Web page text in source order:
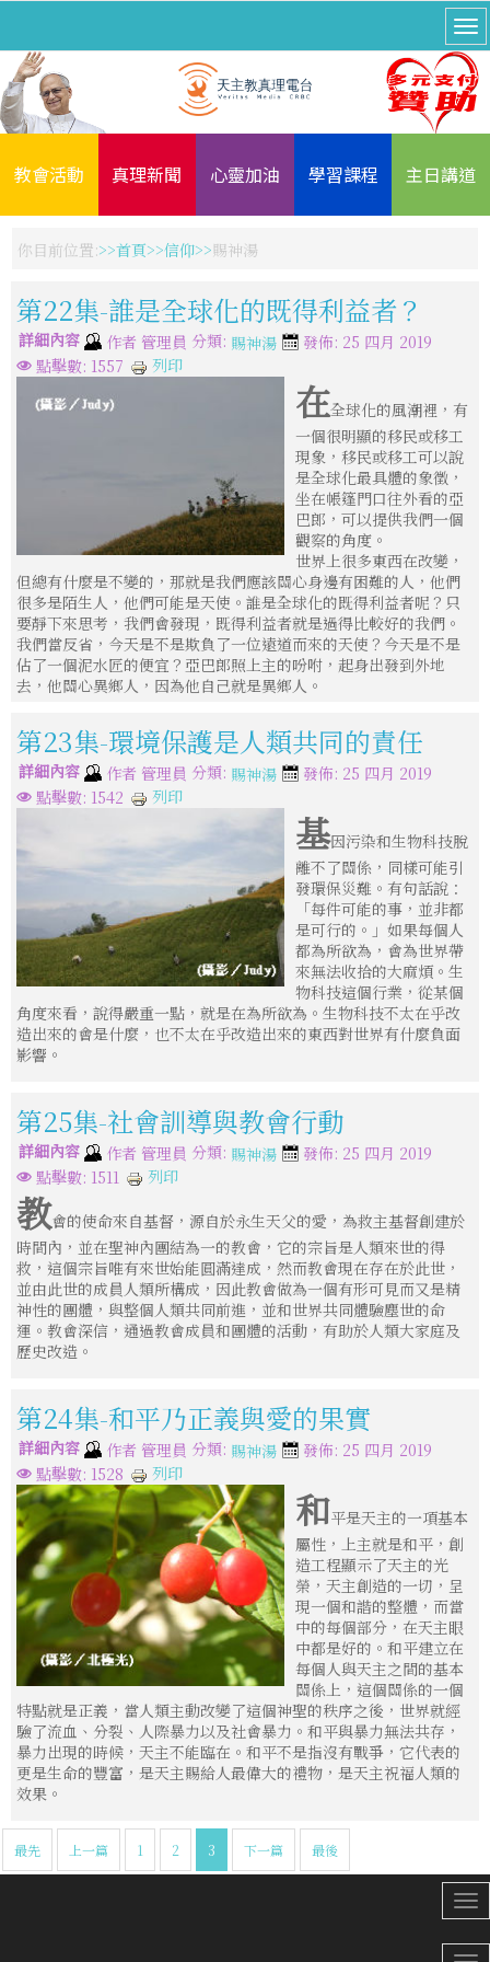
教會活動 真理新聞 心靈加油 學習課程 主日講道
你目前位置: 首頁 信仰 賜神湯
第22集-誰是全球化的既得利益者？
詳細內容 作者 管理員 分類: 賜神湯
發佈: 25 四月 2019
點擊數: 1557
列印
在全球化的風潮裡，有
一個很明顯的移民或移工
現象，移民或移工可以說
是全球化最具體的象徵，
坐在帳篷門口往外看的亞
巴郎，可以提供我們一個
觀察的角度。
世界上很多東西在改變，
但總有什麼是不變的，那就是我們應該關心身邊有困難的人，他們
很多是陌生人，他們可能是天使。誰是全球化的既得利益者呢？只
要靜下來思考，我們會發現，既得利益者就是過得比較好的我們。
我們當反省，今天是不是欺負了一位遠道而來的天使？今天是不是
佔了一個泥水匠的便宜？亞巴郎照上主的吩咐，起身出發到外地
去，他關心異鄉人，因為他自己就是異鄉人。
第23集-環境保護是人類共同的責任
詳細內容 作者 管理員 分類: 賜神湯
發佈: 25 四月 2019
點擊數: 1542
列印
基因污染和生物科技脫
離不了關係，同樣可能引
發環保災難。有句話說：
「每件可能的事，並非都
是可行的。」如果每個人
都為所欲為，會為世界帶
來無法收拾的大麻煩。生
物科技這個行業，從某個
角度來看，說得嚴重一點，就是在為所欲為。生物科技不太在乎改
造出來的會是什麼，也不太在乎改造出來的東西對世界有什麼負面
影響。
第25集-社會訓導與教會行動
詳細內容 作者 管理員 分類: 賜神湯
發佈: 25 四月 2019
點擊數: 1511
列印
教會的使命來自基督，源自於永生天父的愛，為救主基督創建於
時間內，並在聖神內團結為一的教會，它的宗旨是人類來世的得
救，這個宗旨唯有來世始能圓滿達成，然而教會現在存在於此世，
並由此世的成員人類所構成，因此教會做為一個有形可見而又是精
神性的團體，與整個人類共同前進，並和世界共同體驗塵世的命
運。教會深信，通過教會成員和團體的活動，有助於人類大家庭及
歷史改造。
第24集-和平乃正義與愛的果實
詳細內容 作者 管理員 分類: 賜神湯
發佈: 25 四月 2019
點擊數: 1528
列印
和平是天主的一項基本
屬性，上主就是和平，創
造工程顯示了天主的光
榮，天主創造的一切，呈
現一個和諧的整體，而當
中的每個部分，在天主眼
中都是好的。和平建立在
每個人與天主之間的基本
關係上，這個關係的一個
特點就是正義，當人類主動改變了這個神聖的秩序之後，世界就經
驗了流血、分裂、人際暴力以及社會暴力。和平與暴力無法共存，
暴力出現的時候，天主不能臨在。和平不是指沒有戰爭，它代表的
更是生命的豐富，是天主賜給人最偉大的禮物，是天主祝福人類的
效果。
最先 上一篇 1 2 3 下一篇 最後